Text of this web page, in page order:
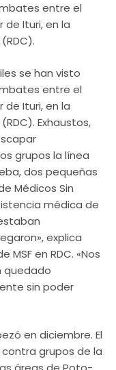
entre el
de Ituri, en la
se han visto
entre el
de Ituri, en la
Exhaustos,
grupos la línea
dos pequeñas
Médicos Sin
médica de
explica
en RDC. «Nos
quedado
sin poder
en diciembre. El
grupos de la